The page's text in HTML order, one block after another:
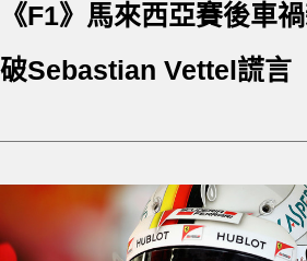
《F1》馬來西亞賽後車
破Sebastian Vettel謊言